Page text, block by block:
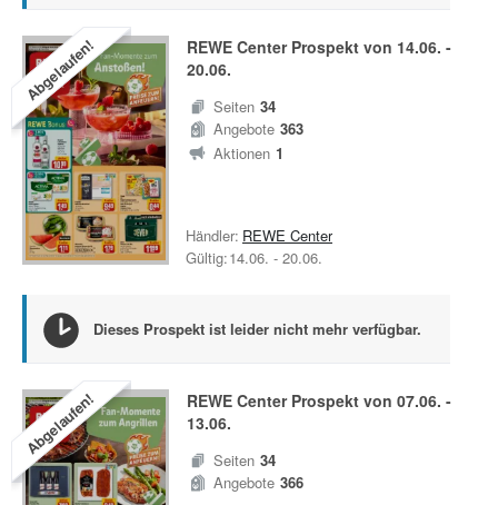
Abgelaufen! REWE CenterProspekt von 14.06. -
20.06.
Seiten 34
Angebote 363
Aktionen 1
Gültig:14.06. - 20.06.
Händler: REWE Center
Dieses Prospekt ist leider nicht mehr verfügbar.
Abgelaufen! REWE CenterProspekt von 07.06. -
13.06.
Seiten 34
Angebote 366